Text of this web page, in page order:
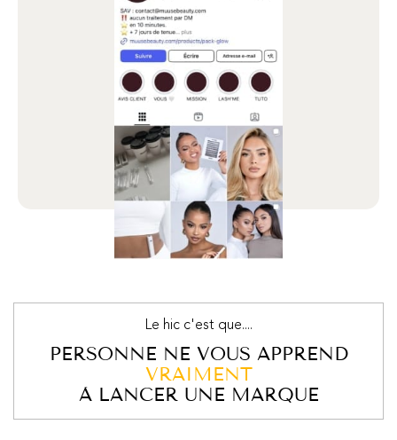
Le hic c'est que....
PERSONNE NE VOUS APPREND
VRAIMENT
À LANCER UNE MARQUE